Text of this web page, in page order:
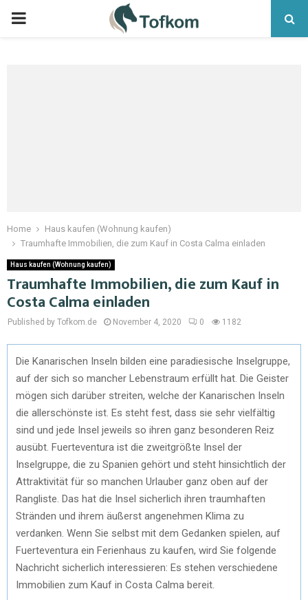
Home
Haus kaufen (Wohnung kaufen)
Traumhafte Immobilien, die zum Kauf in Costa Calma einladen
Haus kaufen (Wohnung kaufen)
Traumhafte Immobilien, die zum Kauf in
Costa Calma einladen
Published by Tofkom.de November 4, 2020 0 1182
Die Kanarischen Inseln bilden eine paradiesische Inselgruppe,
auf der sich so mancher Lebenstraum erfüllt hat. Die Geister
mögen sich darüber streiten, welche der Kanarischen Inseln
die allerschönste ist. Es steht fest, dass sie sehr vielfältig
sind und jede Insel jeweils so ihren ganz besonderen Reiz
ausübt. Fuerteventura ist die zweitgrößte Insel der
Inselgruppe, die zu Spanien gehört und steht hinsichtlich der
Attraktivität für so manchen Urlauber ganz oben auf der
Rangliste. Das hat die Insel sicherlich ihren traumhaften
Stränden und ihrem äußerst angenehmen Klima zu
verdanken. Wenn Sie selbst mit dem Gedanken spielen, auf
Fuerteventura ein Ferienhaus zu kaufen, wird Sie folgende
Nachricht sicherlich interessieren: Es stehen verschiedene
Immobilien zum Kauf in Costa Calma bereit.